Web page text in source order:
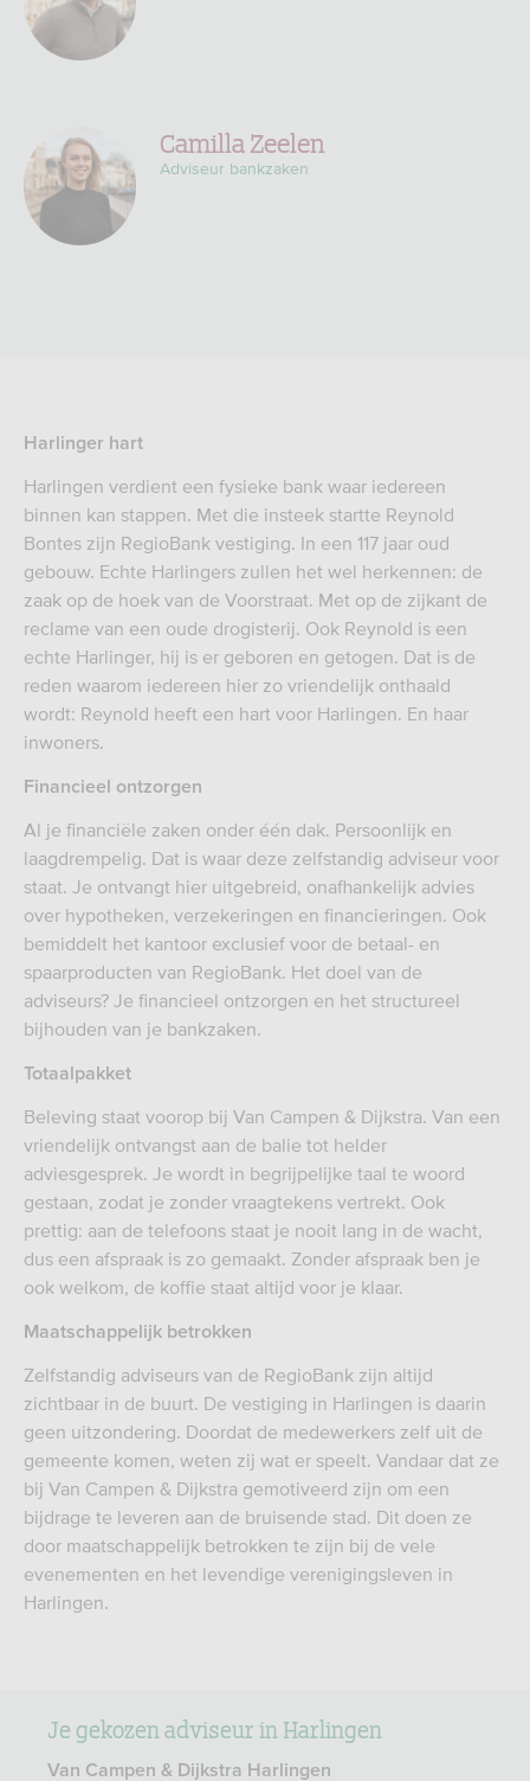
Camilla Zeelen
Adviseur bankzaken
Harlinger hart
Harlingen verdient een fysieke bank waar iedereen
binnen kan stappen. Met die insteek startte Reynold
Bontes zijn RegioBank vestiging. In een 117 jaar oud
gebouw. Echte Harlingers zullen het wel herkennen: de
zaak op de hoek van de Voorstraat. Met op de zijkant de
reclame van een oude drogisterij. Ook Reynold is een
echte Harlinger, hij is er geboren en getogen. Dat is de
reden waarom iedereen hier zo vriendelijk onthaald
wordt: Reynold heeft een hart voor Harlingen. En haar
inwoners.
Financieel ontzorgen
Al je financiële zaken onder één dak. Persoonlijk en
laagdrempelig. Dat is waar deze zelfstandig adviseur voor
staat. Je ontvangt hier uitgebreid, onafhankelijk advies
over hypotheken, verzekeringen en financieringen. Ook
bemiddelt het kantoor exclusief voor de betaal- en
spaarproducten van RegioBank. Het doel van de
adviseurs? Je financieel ontzorgen en het structureel
bijhouden van je bankzaken.
Totaalpakket
Beleving staat voorop bij Van Campen & Dijkstra. Van een
vriendelijk ontvangst aan de balie tot helder
adviesgesprek. Je wordt in begrijpelijke taal te woord
gestaan, zodat je zonder vraagtekens vertrekt. Ook
prettig: aan de telefoons staat je nooit lang in de wacht,
dus een afspraak is zo gemaakt. Zonder afspraak ben je
ook welkom, de koffie staat altijd voor je klaar.
Maatschappelijk betrokken
Zelfstandig adviseurs van de RegioBank zijn altijd
zichtbaar in de buurt. De vestiging in Harlingen is daarin
geen uitzondering. Doordat de medewerkers zelf uit de
gemeente komen, weten zij wat er speelt. Vandaar dat ze
bij Van Campen & Dijkstra gemotiveerd zijn om een
bijdrage te leveren aan de bruisende stad. Dit doen ze
door maatschappelijk betrokken te zijn bij de vele
evenementen en het levendige verenigingsleven in
Harlingen.
Je gekozen adviseur in Harlingen
Van Campen & Dijkstra Harlingen